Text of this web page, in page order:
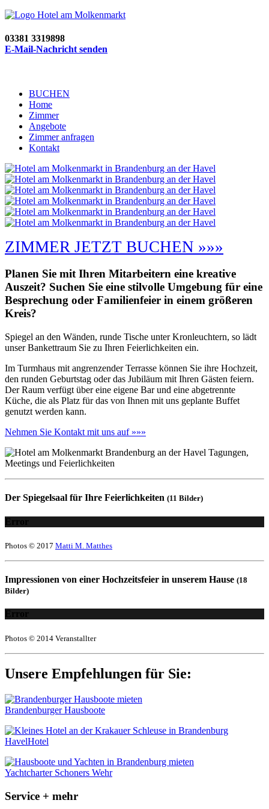
03381 3319898
E-Mail-Nachricht senden
BUCHEN
Home
Zimmer
Angebote
Zimmer anfragen
Kontakt
ZIMMER JETZT BUCHEN »»»
Planen Sie mit Ihren Mitarbeitern eine kreative
Auszeit? Suchen Sie eine stilvolle Umgebung für eine
Besprechung oder Familienfeier in einem größeren
Kreis?
Spiegel an den Wänden, runde Tische unter Kronleuchtern, so lädt
unser Bankettraum Sie zu Ihren Feierlichkeiten ein.
Im Turmhaus mit angrenzender Terrasse können Sie ihre Hochzeit,
den runden Geburtstag oder das Jubiläum mit Ihren Gästen feiern.
Der Raum verfügt über eine eigene Bar und eine abgetrennte
Küche, die als Platz für das von Ihnen mit uns geplante Buffet
genutzt werden kann.
Nehmen Sie Kontakt mit uns auf »»»
Der Spiegelsaal für Ihre Feierlichkeiten (11 Bilder)
Error
Photos © 2017 Matti M. Matthes
Impressionen von einer Hochzeitsfeier in unserem Hause (18
Bilder)
Error
Photos © 2014 Veranstallter
Unsere Empfehlungen für Sie:
Brandenburger Hausboote
HavelHotel
Yachtcharter Schoners Wehr
Service + mehr